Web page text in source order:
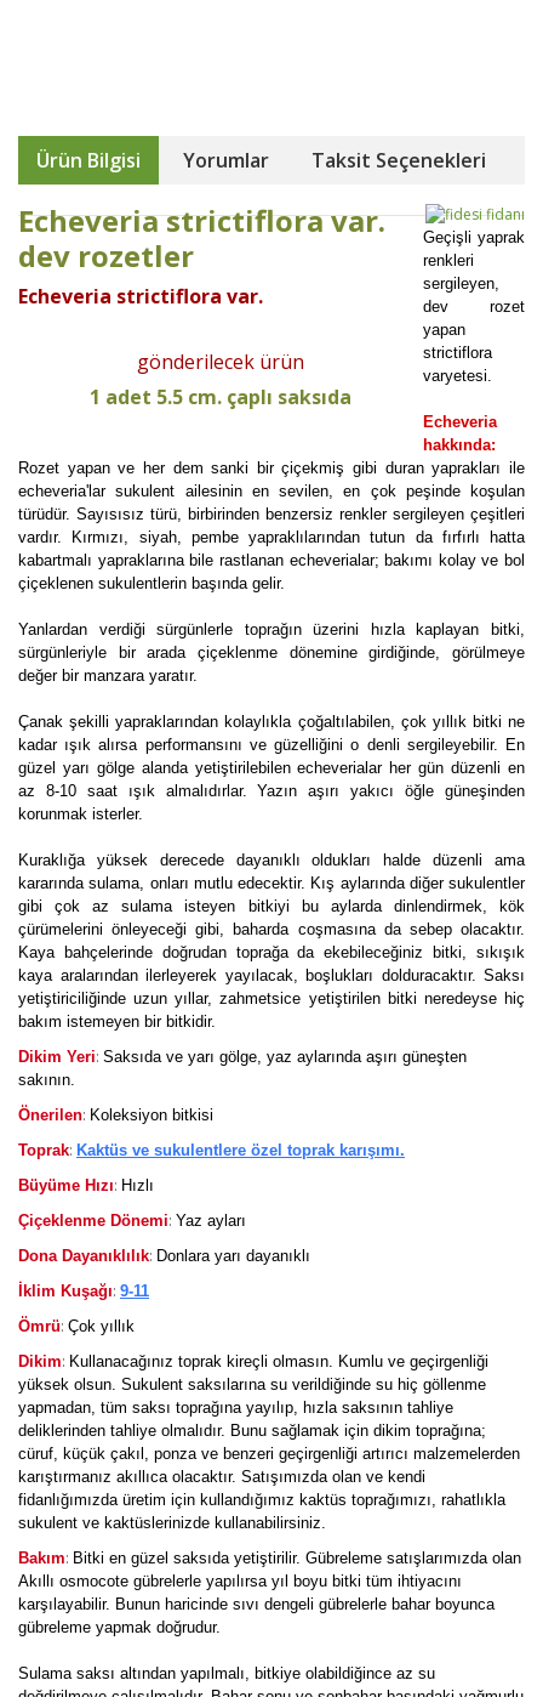
Ürün Bilgisi Yorumlar Taksit Seçenekleri
Echeveria strictiflora var.
dev rozetler
Echeveria strictiflora var.
gönderilecek ürün
1 adet 5.5 cm. çaplı saksıda
Geçişli yaprak
renkleri
sergileyen,
dev rozet
yapan
strictiflora
varyetesi.
Echeveria
hakkında:
Rozet yapan ve her dem sanki bir çiçekmiş gibi duran yaprakları ile
echeveria'lar sukulent ailesinin en sevilen, en çok peşinde koşulan
türüdür. Sayısısız türü, birbirinden benzersiz renkler sergileyen çeşitleri
vardır. Kırmızı, siyah, pembe yapraklılarından tutun da fırfırlı hatta
kabartmalı yapraklarına bile rastlanan echeverialar; bakımı kolay ve bol
çiçeklenen sukulentlerin başında gelir.
Yanlardan verdiği sürgünlerle toprağın üzerini hızla kaplayan bitki,
sürgünleriyle bir arada çiçeklenme dönemine girdiğinde, görülmeye
değer bir manzara yaratır.
Çanak şekilli yapraklarından kolaylıkla çoğaltılabilen, çok yıllık bitki ne
kadar ışık alırsa performansını ve güzelliğini o denli sergileyebilir. En
güzel yarı gölge alanda yetiştirilebilen echeverialar her gün düzenli en
az 8-10 saat ışık almalıdırlar. Yazın aşırı yakıcı öğle güneşinden
korunmak isterler.
Kuraklığa yüksek derecede dayanıklı oldukları halde düzenli ama
kararında sulama, onları mutlu edecektir. Kış aylarında diğer sukulentler
gibi çok az sulama isteyen bitkiyi bu aylarda dinlendirmek, kök
çürümelerini önleyeceği gibi, baharda coşmasına da sebep olacaktır.
Kaya bahçelerinde doğrudan toprağa da ekebileceğiniz bitki, sıkışık
kaya aralarından ilerleyerek yayılacak, boşlukları dolduracaktır. Saksı
yetiştiriciliğinde uzun yıllar, zahmetsice yetiştirilen bitki neredeyse hiç
bakım istemeyen bir bitkidir.
Dikim Yeri: Saksıda ve yarı gölge, yaz aylarında aşırı güneşten
sakının.
Önerilen: Koleksiyon bitkisi
Toprak: Kaktüs ve sukulentlere özel toprak karışımı.
Büyüme Hızı: Hızlı
Çiçeklenme Dönemi: Yaz ayları
Dona Dayanıklılık: Donlara yarı dayanıklı
İklim Kuşağı: 9-11
Ömrü: Çok yıllık
Dikim: Kullanacağınız toprak kireçli olmasın. Kumlu ve geçirgenliği
yüksek olsun. Sukulent saksılarına su verildiğinde su hiç göllenme
yapmadan, tüm saksı toprağına yayılıp, hızla saksının tahliye
deliklerinden tahliye olmalıdır. Bunu sağlamak için dikim toprağına;
cüruf, küçük çakıl, ponza ve benzeri geçirgenliği artırıcı malzemelerden
karıştırmanız akıllıca olacaktır. Satışımızda olan ve kendi
fidanlığımızda üretim için kullandığımız kaktüs toprağımızı, rahatlıkla
sukulent ve kaktüslerinizde kullanabilirsiniz.
Bakım: Bitki en güzel saksıda yetiştirilir. Gübreleme satışlarımızda olan
Akıllı osmocote gübrelerle yapılırsa yıl boyu bitki tüm ihtiyacını
karşılayabilir. Bunun haricinde sıvı dengeli gübrelerle bahar boyunca
gübreleme yapmak doğrudur.
Sulama saksı altından yapılmalı, bitkiye olabildiğince az su